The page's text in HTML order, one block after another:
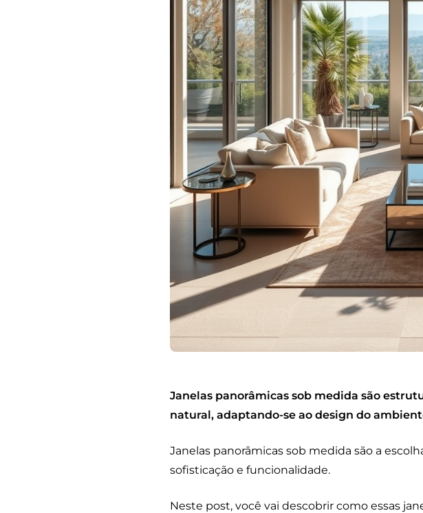
Janelas panorâmicas sob medida são
natural, adaptando-se ao design do
Janelas panorâmicas sob medida são a
sofisticação e funcionalidade.
Neste post, você vai descobrir como essas